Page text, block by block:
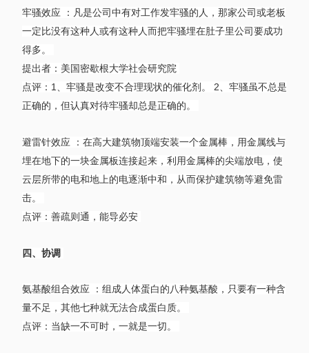
牢骚效应 ：凡是公司中有对工作发牢骚的人，那家公司或老板
一定比没有这种人或有这种人而把牢骚埋在肚子里公司要成功
得多。
提出者：美国密歇根大学社会研究院
点评：1、牢骚是改变不合理现状的催化剂。 2、牢骚虽不总是
正确的，但认真对待牢骚却总是正确的。
避雷针效应 ：在高大建筑物顶端安装一个金属棒，用金属线与
埋在地下的一块金属板连接起来，利用金属棒的尖端放电，使
云层所带的电和地上的电逐渐中和，从而保护建筑物等避免雷
击。
点评：善疏则通，能导必安
四、协调
氨基酸组合效应 ：组成人体蛋白的八种氨基酸，只要有一种含
量不足，其他七种就无法合成蛋白质。
点评：当缺一不可时，一就是一切。